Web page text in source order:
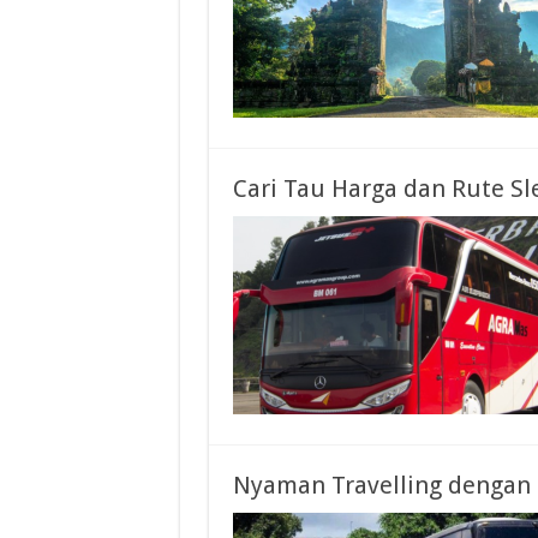
Cari Tau Harga dan Rute
Nyaman Travelling dengan